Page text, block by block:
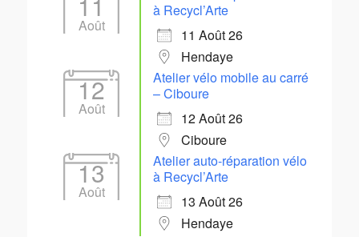
Août
à Recycl’Arte
11 Août 26
Hendaye
12
Août
Atelier vélo mobile au carré
– Ciboure
12 Août 26
Ciboure
13
Août
Atelier auto-réparation vélo
à Recycl’Arte
13 Août 26
Hendaye